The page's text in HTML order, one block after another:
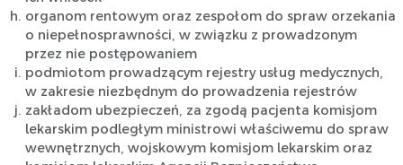
organom rentowym oraz zespołom do spraw orzekania
o niepełnosprawności, w związku z prowadzonym
przez nie postępowaniem
podmiotom prowadzącym rejestry usług medycznych,
w zakresie niezbędnym do prowadzenia rejestrów
zakładom ubezpieczeń, za zgodą pacjenta komisjom
lekarskim podległym ministrowi właściwemu do spraw
wewnętrznych, wojskowym komisjom lekarskim oraz